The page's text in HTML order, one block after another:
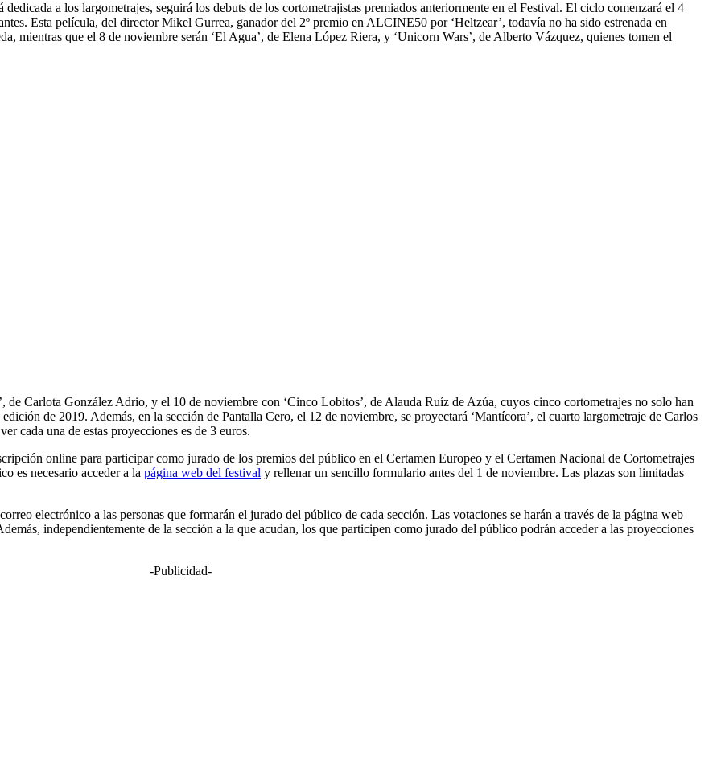
a los largometrajes, seguirá los debuts de los cortometrajistas premiados anteriormente en el Festival. El ciclo comenzará el 4
Esta película, del director Mikel Gurrea, ganador del 2º premio en ALCINE50 por ‘Heltzear’, todavía no ha sido estrenada en
mientras que el 8 de noviembre serán ‘El Agua’, de Elena López Riera, y ‘Unicorn Wars’, de Alberto Vázquez, quienes tomen el
de Carlota González Adrio, y el 10 de noviembre con ‘Cinco Lobitos’, de Alauda Ruíz de Azúa, cuyos cinco cortometrajes no solo han
de 2019. Además, en la sección de Pantalla Cero, el 12 de noviembre, se proyectará ‘Mantícora’, el cuarto largometraje de Carlos
cada una de estas proyecciones es de 3 euros.
online para participar como jurado de los premios del público en el Certamen Europeo y el Certamen Nacional de Cortometrajes
es necesario acceder a la página web del festival y rellenar un sencillo formulario antes del 1 de noviembre. Las plazas son limitadas
electrónico a las personas que formarán el jurado del público de cada sección. Las votaciones se harán a través de la página web
independientemente de la sección a la que acudan, los que participen como jurado del público podrán acceder a las proyecciones
-Publicidad-